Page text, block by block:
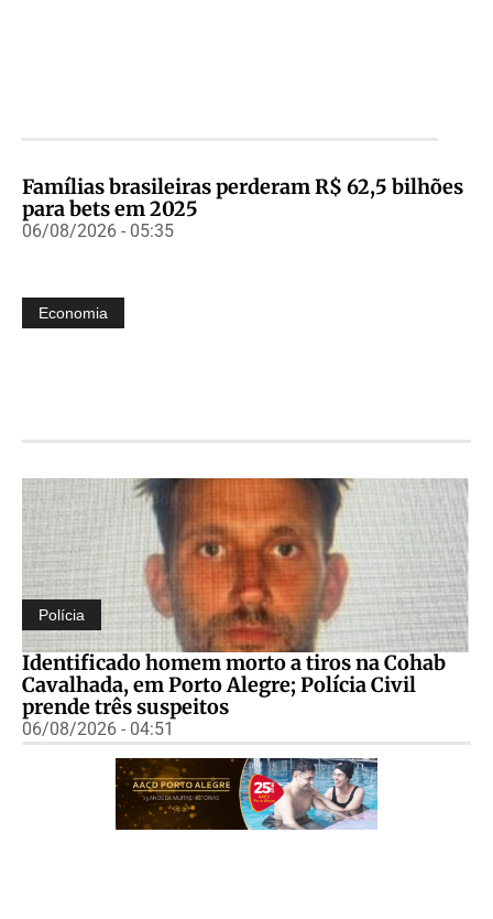
Economia
Famílias brasileiras perderam R$ 62,5 bilhões
para bets em 2025
06/08/2026 - 05:35
Polícia
Identificado homem morto a tiros na Cohab
Cavalhada, em Porto Alegre; Polícia Civil
prende três suspeitos
06/08/2026 - 04:51